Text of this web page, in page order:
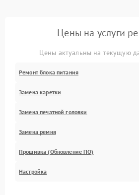
Цены на услуги
Цены актуальны на текущую
Ремонт блока питания
Замена каретки
Замена печатной головки
Замена ремня
Прошивка (Обновление ПО)
Настройка